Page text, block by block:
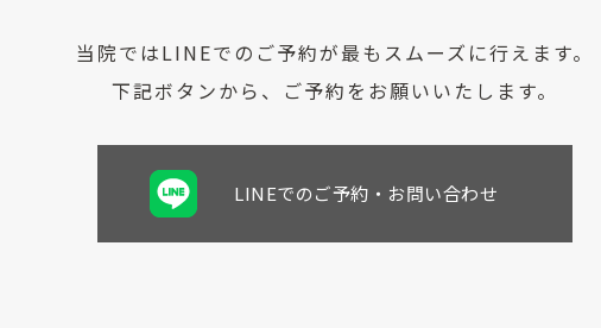
当院ではLINEでのご予約が最もスムーズに行えます。
下記ボタンから、ご予約をお願いいたします。
LINEでのご予約・お問い合わせ